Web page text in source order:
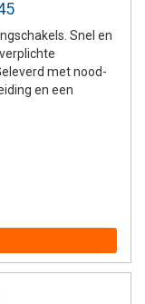
Snel en
met nood-
en een